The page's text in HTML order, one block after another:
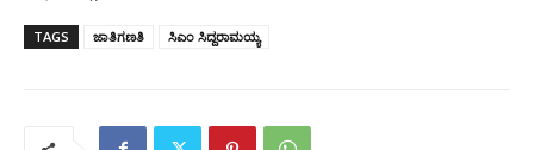
TAGS ಜಾತಿಗಣತಿ ಸಿಎಂ‌ ಸಿದ್ದರಾಮಯ್ಯ